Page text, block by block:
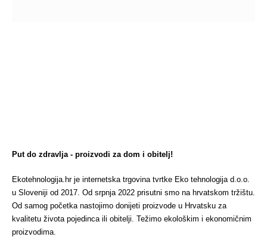
Put do zdravlja - proizvodi za dom i obitelj!
Ekotehnologija.hr je internetska trgovina tvrtke Eko tehnologija d.o.o.
u Sloveniji od 2017. Od srpnja 2022 prisutni smo na hrvatskom tržištu.
Od samog početka nastojimo donijeti proizvode u Hrvatsku za
kvalitetu života pojedinca ili obitelji. Težimo ekološkim i ekonomičnim
proizvodima.